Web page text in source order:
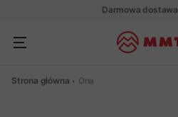
Darmowa
Strona główna Ona